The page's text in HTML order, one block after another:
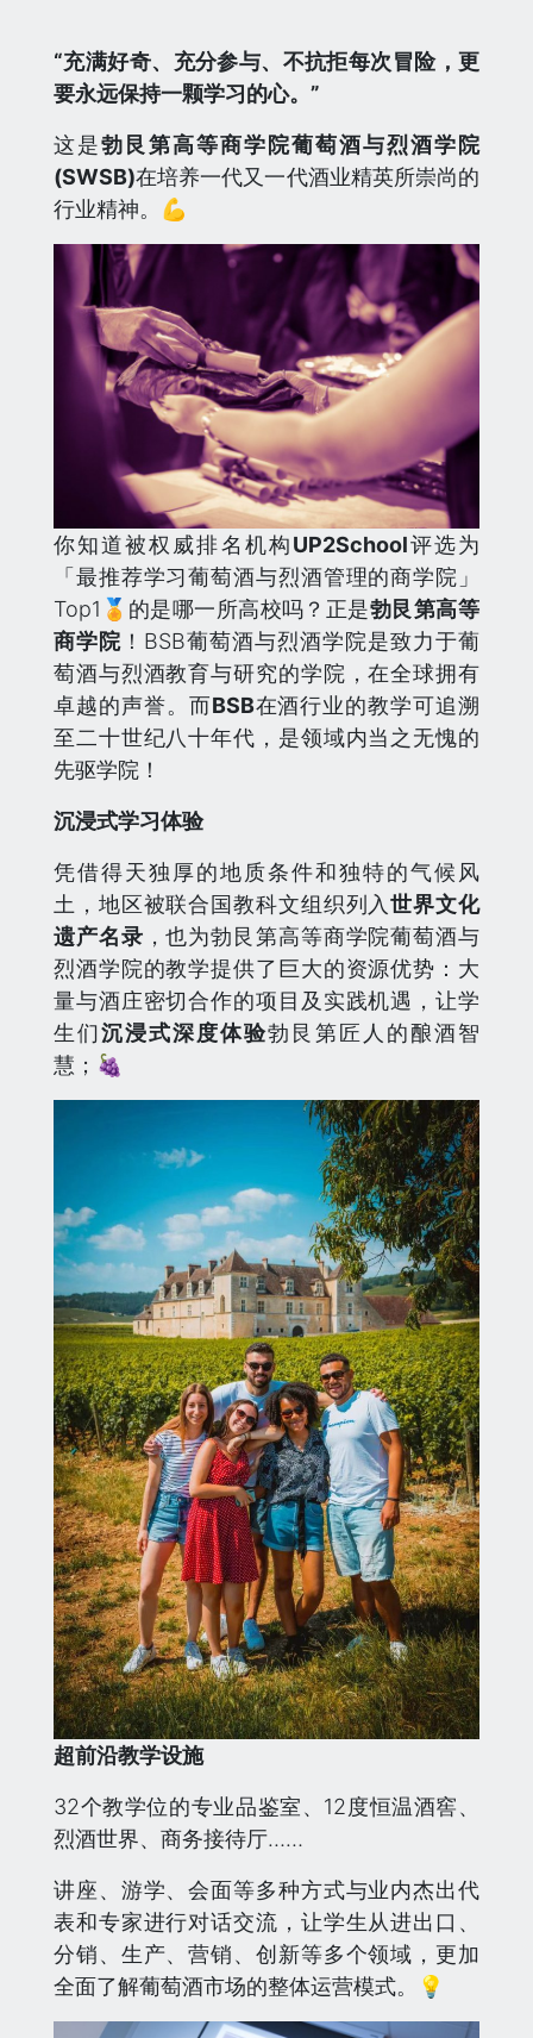
“充满好奇、充分参与、不抗拒每次冒险，更
要永远保持一颗学习的心。”
这是勃艮第高等商学院葡萄酒与烈酒学院
(SWSB)在培养一代又一代酒业精英所崇尚的
行业精神。💪
你知道被权威排名机构UP2School评选为
「最推荐学习葡萄酒与烈酒管理的商学院」
Top1🏅️的是哪一所高校吗？正是勃艮第高等
商学院 ！BSB葡萄酒与烈酒学院是致力于葡
萄酒与烈酒教育与研究的学院，在全球拥有
卓越的声誉。而BSB在酒行业的教学可追溯
至二十世纪八十年代，是领域内当之无愧的
先驱学院！
沉浸式学习体验
凭借得天独厚的地质条件和独特的气候风
土，地区被联合国教科文组织列入世界文化
遗产名录 ，也为勃艮第高等商学院葡萄酒与
烈酒学院的教学提供了巨大的资源优势：大
量与酒庄密切合作的项目及实践机遇，让学
生们沉浸式深度体验勃艮第匠人的酿酒智
慧；🍇
超前沿教学设施
32个教学位的专业品鉴室、12度恒温酒窖、
烈酒世界、商务接待厅……
讲座、游学、会面等多种方式与业内杰出代
表和专家进行对话交流，让学生从进出口、
分销、生产、营销、创新等多个领域，更加
全面了解葡萄酒市场的整体运营模式。💡